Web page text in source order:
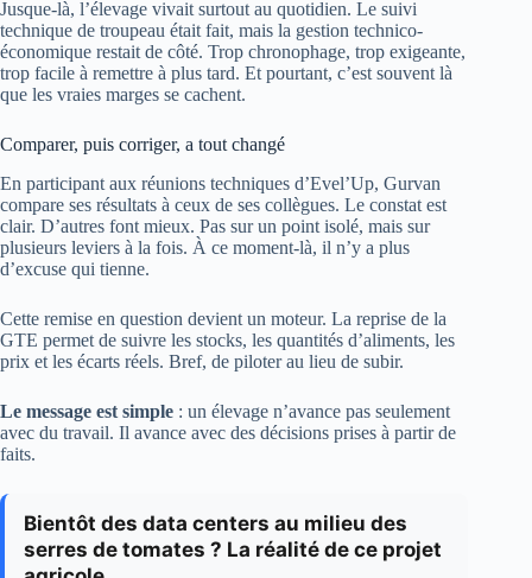
Jusque-là, l’élevage vivait surtout au quotidien. Le suivi
technique de troupeau était fait, mais la gestion technico-
économique restait de côté. Trop chronophage, trop exigeante,
trop facile à remettre à plus tard. Et pourtant, c’est souvent là
que les vraies marges se cachent.
Comparer, puis corriger, a tout changé
En participant aux réunions techniques d’Evel’Up, Gurvan
compare ses résultats à ceux de ses collègues. Le constat est
clair. D’autres font mieux. Pas sur un point isolé, mais sur
plusieurs leviers à la fois. À ce moment-là, il n’y a plus
d’excuse qui tienne.
Cette remise en question devient un moteur. La reprise de la
GTE permet de suivre les stocks, les quantités d’aliments, les
prix et les écarts réels. Bref, de piloter au lieu de subir.
Le message est simple : un élevage n’avance pas seulement
avec du travail. Il avance avec des décisions prises à partir de
faits.
Bientôt des data centers au milieu des
serres de tomates ? La réalité de ce projet